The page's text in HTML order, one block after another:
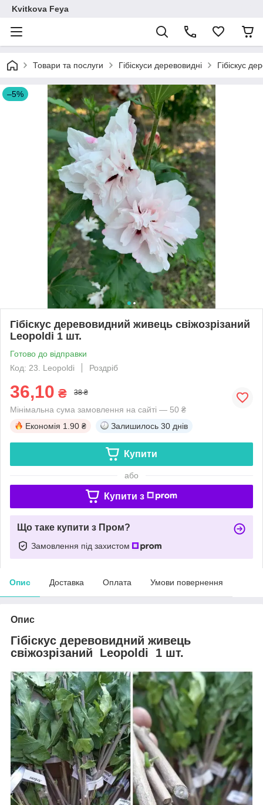
Kvitkova Feya
Товари та послуги Гібіскуси деревовидні Гібіскус
–5%
Гібіскус деревовидний живець свіжозрізаний
Leopoldi 1 шт.
Готово до відправки
Код: 23. Leopoldi
Роздріб
36,10 ₴ 38 ₴
Мінімальна сума замовлення на сайті — 50 ₴
Економія 1.90 ₴ Залишилось 30 днів
Купити
або
Купити з
Що таке купити з Пром?
Замовлення під захистом
Опис Доставка Оплата Умови повернення
Опис
Гібіскус деревовидний живець
свіжозрізаний Leopoldi 1 шт.